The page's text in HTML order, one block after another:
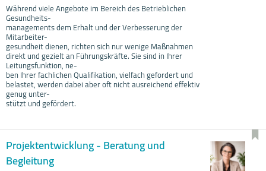
Während viele Angebote im Bereich des Betrieblichen
Gesundheits-
managements dem Erhalt und der Verbesserung der
Mitarbeiter-
gesundheit dienen, richten sich nur wenige Maßnahmen
direkt und gezielt an Führungskräfte. Sie sind in Ihrer
Leitungsfunktion, ne-
ben Ihrer fachlichen Qualifikation, vielfach gefordert und
belastet, werden dabei aber oft nicht ausreichend effektiv
genug unter-
stützt und gefördert.
Projektentwicklung - Beratung und
Begleitung